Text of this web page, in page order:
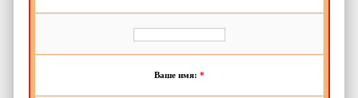
Ваше имя: *